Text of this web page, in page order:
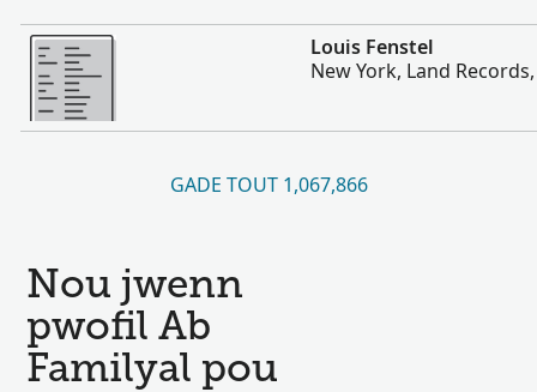
Plis
Louis Fenstel
New York, Land
GADE TOUT 1,067,866
Nou jwenn
pwofil Ab
Familyal pou